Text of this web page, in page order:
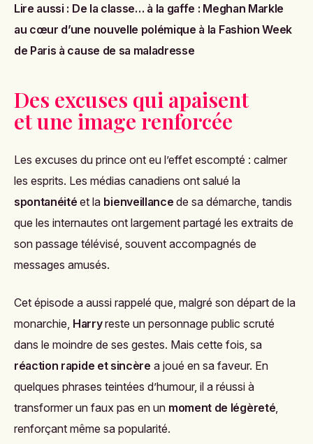
Lire aussi : De la classe… à la gaffe : Meghan Markle
au cœur d’une nouvelle polémique à la Fashion Week
de Paris à cause de sa maladresse
Des excuses qui apaisent
et une image renforcée
Les excuses du prince ont eu l’effet escompté : calmer
les esprits. Les médias canadiens ont salué la
spontanéité et la bienveillance de sa démarche, tandis
que les internautes ont largement partagé les extraits de
son passage télévisé, souvent accompagnés de
messages amusés.
Cet épisode a aussi rappelé que, malgré son départ de la
monarchie, Harryreste un personnage public scruté
dans le moindre de ses gestes. Mais cette fois, sa
réaction rapide et sincère a joué en sa faveur. En
quelques phrases teintées d’humour, il a réussi à
transformer un faux pas en un moment de légèreté
renforçant même sa popularité.